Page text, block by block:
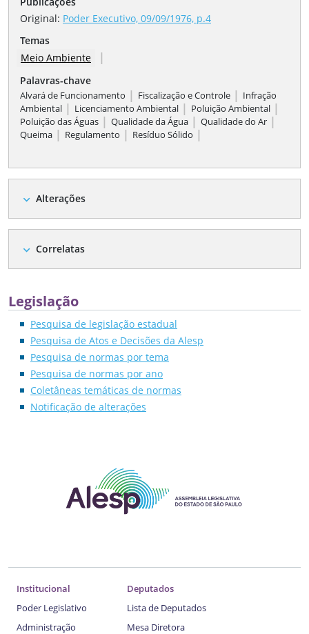
Original: Poder Executivo, 09/09/1976, p.4
Temas
Meio Ambiente
|
Palavras-chave
Alvará de Funcionamento | Fiscalização e Controle | Infração
Ambiental | Licenciamento Ambiental | Poluição Ambiental |
Poluição das Águas | Qualidade da Água | Qualidade do Ar |
Queima | Regulamento | Resíduo Sólido |
expand_more Alterações
expand_more Correlatas
Legislação
Pesquisa de legislação estadual
Pesquisa de Atos e Decisões da Alesp
Pesquisa de normas por tema
Pesquisa de normas por ano
Coletâneas temáticas de normas
Notificação de alterações
Institucional
Poder Legislativo
Administração
Deputados
Lista de Deputados
Mesa Diretora